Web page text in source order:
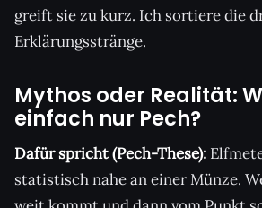
greift sie zu kurz. Ich sortiere die
Erklärungsstränge.
Mythos oder Realität:
einfach nur Pech?
Dafür spricht (Pech-These):
statistisch nahe an einer Münze.